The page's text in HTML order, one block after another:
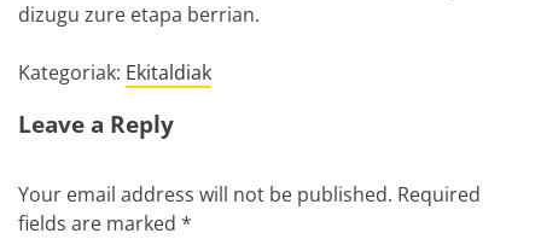
dizugu zure etapa berrian.
Kategoriak: Ekitaldiak
Leave a Reply
Your email address will not be published. Required
fields are marked *